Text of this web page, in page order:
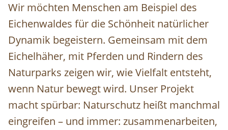
Wir möchten Menschen am Beispiel des
Eichenwaldes für die Schönheit natürlicher
Dynamik begeistern. Gemeinsam mit dem
Eichelhäher, mit Pferden und Rindern des
Naturparks zeigen wir, wie Vielfalt entsteht,
wenn Natur bewegt wird. Unser Projekt
macht spürbar: Naturschutz heißt manchmal
eingreifen – und immer: zusammenarbeiten,